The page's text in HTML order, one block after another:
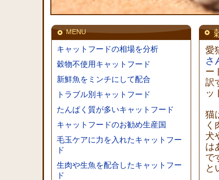
MENU
キャットフードの相場を分析
穀物不使用キャットフード
新鮮魚をミンチにして配合
トラブル別キャットフード
たんぱく質が多いキャットフード
キャットフードのお勧め生産国
毛玉ケアに力を入れたキャットフー
ド
生肉や生魚を配合したキャットフー
ド
愛
さ
ー
訳
ッ
猫
く
犬
は
で
と